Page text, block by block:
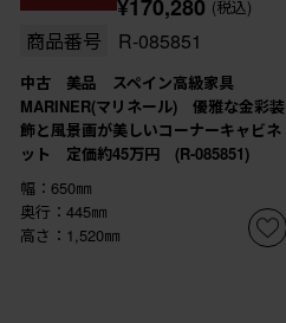
¥170,280 (税込)
商品番号 R-085851
中古 美品 スペイン高級家具
MARINER(マリネール) 優雅な金彩装
飾と風景画が美しいコーナーキャビネ
ット 定価約45万円 (R-085851)
幅：650㎜
奥行：445㎜
高さ：1,520㎜